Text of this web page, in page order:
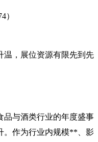
）
温，展位资源有限先到先
品与酒类行业的年度盛事
。作为行业内规模**、影